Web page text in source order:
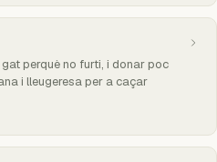
perquè no furti, i donar poc
i lleugeresa per a caçar